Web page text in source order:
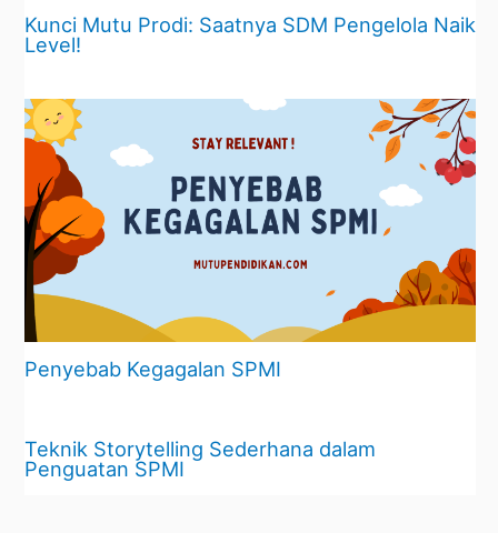
Kunci Mutu Prodi: Saatnya SDM Pengelola Naik
Level!
Penyebab Kegagalan SPMI
Teknik Storytelling Sederhana dalam
Penguatan SPMI